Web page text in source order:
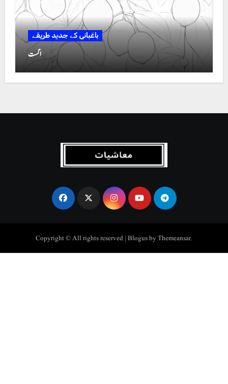
باغبانی کے جدید طریقے
اگست
Copyright © All rights reserved |BlogusbyThemeansar.